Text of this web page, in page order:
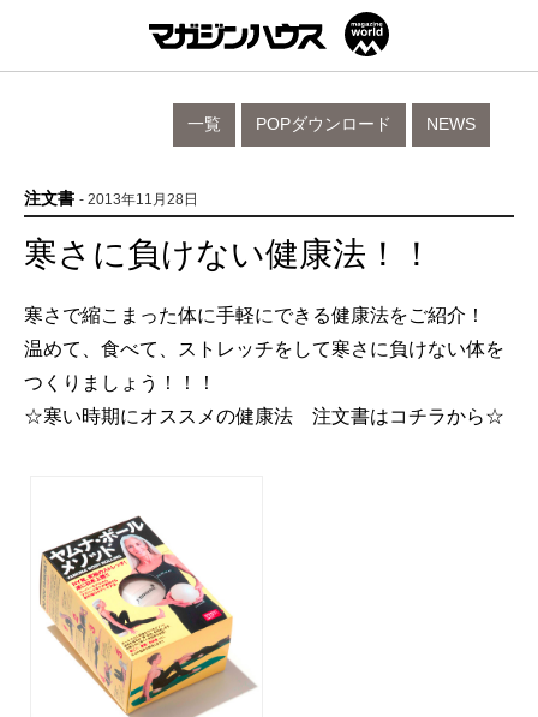
NEWS
POPダウンロード
一覧
注文書 - 2013年11月28日
寒さに負けない健康法！！
寒さで縮こまった体に手軽にできる健康法をご紹介！
温めて、食べて、ストレッチをして寒さに負けない体を
つくりましょう！！！
☆寒い時期にオススメの健康法 注文書はコチラから☆